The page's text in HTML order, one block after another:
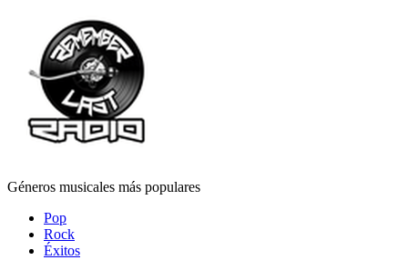
Géneros musicales más populares
Pop
Rock
Éxitos